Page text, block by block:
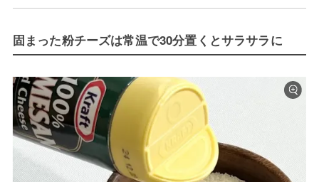
固まった粉チーズは常温で30分置くとサラサラに